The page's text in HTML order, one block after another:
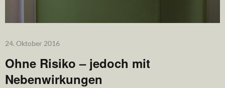
24. Oktober 2016
Ohne Risiko – jedoch mit
Nebenwirkungen